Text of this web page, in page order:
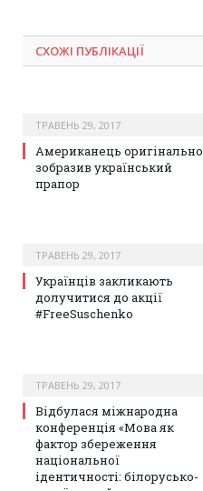
СХОЖІ ПУБЛІКАЦІЇ
ТРАВЕНЬ 29, 2017
Американець оригінально
зобразив український
прапор
ТРАВЕНЬ 29, 2017
Українців закликають
долучитися до акції
#FreeSuschenko
ТРАВЕНЬ 29, 2017
Відбулася міжнародна
конференція «Мова як
фактор збереження
національної
ідентичності: білорусько-